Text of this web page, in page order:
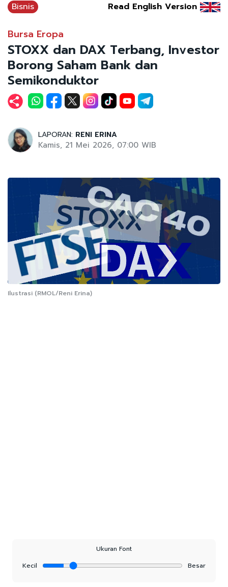
Bisnis Read English Version
Bursa Eropa
STOXX dan DAX Terbang, Investor
Borong Saham Bank dan
Semikonduktor
LAPORAN: RENI ERINA
Kamis, 21 Mei 2026, 07:00 WIB
Ilustrasi (RMOL/Reni Erina)
Ukuran Font
Kecil
Besar